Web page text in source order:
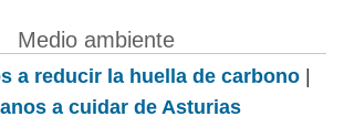
Medio ambiente
a reducir la huella de carbono|
a cuidar de Asturias